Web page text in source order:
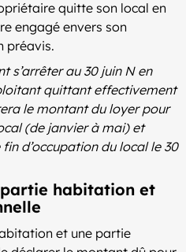
quitte son local en
engagé envers son
préavis.
s’arrêter au 30 juin N en
quittant effectivement
le montant du loyer pour
(de janvier à mai) et
d’occupation du local le 30
habitation et
et une partie